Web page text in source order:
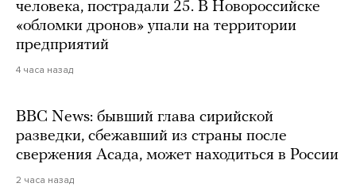
человека, пострадали 25. В Новороссийске
«обломки дронов» упали на территории
предприятий
4 часа назад
BBC News: бывший глава сирийской
разведки, сбежавший из страны после
свержения Асада, может находиться в России
2 часа назад